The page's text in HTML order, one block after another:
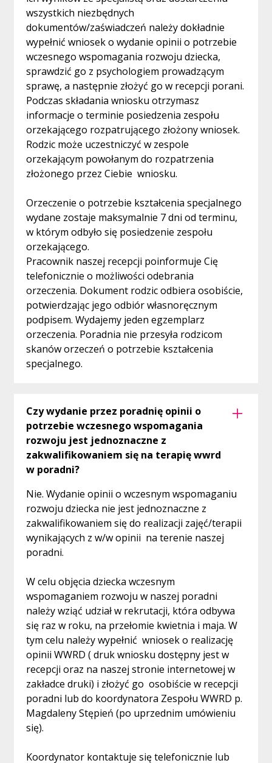
wszystkich niezbędnych
dokumentów/zaświadczeń należy dokładnie
wypełnić wniosek o wydanie opinii o potrzebie
wczesnego wspomagania rozwoju dziecka,
sprawdzić go z psychologiem prowadzącym
sprawę, a następnie złożyć go w recepcji porani.
Podczas składania wniosku otrzymasz
informacje o terminie posiedzenia zespołu
orzekającego rozpatrującego złożony wniosek.
Rodzic może uczestniczyć w zespole
orzekającym powołanym do rozpatrzenia
złożonego przez Ciebie wniosku.
Orzeczenie o potrzebie kształcenia specjalnego
wydane zostaje maksymalnie 7 dni od terminu,
w którym odbyło się posiedzenie zespołu
orzekającego.
Pracownik naszej recepcji poinformuje Cię
telefonicznie o możliwości odebrania
orzeczenia. Dokument rodzic odbiera osobiście,
potwierdzając jego odbiór własnoręcznym
podpisem. Wydajemy jeden egzemplarz
orzeczenia. Poradnia nie przesyła rodzicom
skanów orzeczeń o potrzebie kształcenia
specjalnego.
Czy wydanie przez poradnię opinii o
potrzebie wczesnego wspomagania
rozwoju jest jednoznaczne z
zakwalifikowaniem się na terapię wwrd
w poradni?
Nie. Wydanie opinii o wczesnym wspomaganiu
rozwoju dziecka nie jest jednoznaczne z
zakwalifikowaniem się do realizacji zajęć/terapii
wynikających z w/w opinii na terenie naszej
poradni.
W celu objęcia dziecka wczesnym
wspomaganiem rozwoju w naszej poradni
należy wziąć udział w rekrutacji, która odbywa
się raz w roku, na przełomie kwietnia i maja. W
tym celu należy wypełnić wniosek o realizację
opinii WWRD ( druk wniosku dostępny jest w
recepcji oraz na naszej stronie internetowej w
zakładce druki) i złożyć go osobiście w recepcji
poradni lub do koordynatora Zespołu WWRD p.
Magdaleny Stępień (po uprzednim umówieniu
się).
Koordynator kontaktuje się telefonicznie lub